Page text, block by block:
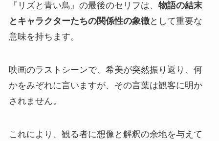
『リズと青い鳥』の最後のセリフは、 物語の結末
とキャラクターたちの関係性の象徴として重要な
意味を持ちます。
映画のラストシーンで、希美が突然振り返り、何
かをみぞれに言いますが、その言葉は観客に明か
されません。
これにより、観る者に想像と解釈の余地を与えて